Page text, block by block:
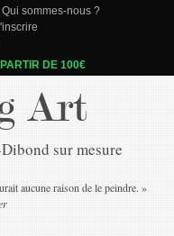
Qui sommes-nous ?
DE 100€
Art
sur mesure
aucune raison de le peindre. »